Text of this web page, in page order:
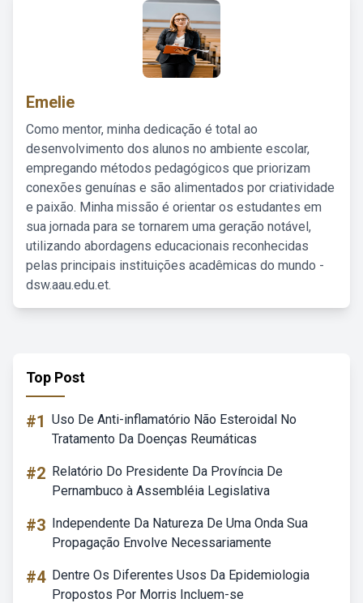
Emelie
Como mentor, minha dedicação é total ao
desenvolvimento dos alunos no ambiente escolar,
empregando métodos pedagógicos que priorizam
conexões genuínas e são alimentados por criatividade
e paixão. Minha missão é orientar os estudantes em
sua jornada para se tornarem uma geração notável,
utilizando abordagens educacionais reconhecidas
pelas principais instituições acadêmicas do mundo -
dsw.aau.edu.et.
Top Post
#1 Uso De Anti-inflamatório Não Esteroidal No
Tratamento Da Doenças Reumáticas
#2 Relatório Do Presidente Da Província De
Pernambuco à Assembléia Legislativa
#3 Independente Da Natureza De Uma Onda Sua
Propagação Envolve Necessariamente
#4 Dentre Os Diferentes Usos Da Epidemiologia
Propostos Por Morris Incluem-se